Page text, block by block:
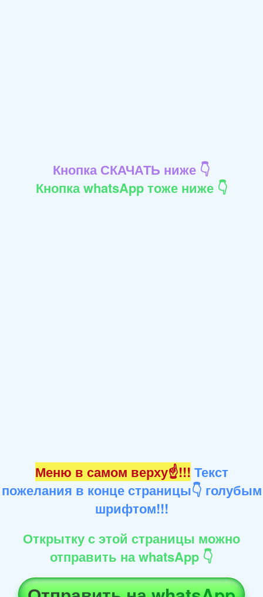
Кнопка СКАЧАТЬ ниже 👇
Кнопка whatsApp тоже ниже 👇
Меню в самом верху☝!!! Текст
пожелания в конце страницы👇 голубым
шрифтом!!!
Открытку с этой страницы можно
отправить на whatsApp 👇